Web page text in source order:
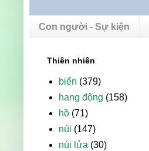
Con người - Sự kiện
Thiên nhiên
biển (379)
hang động (158)
hồ (71)
núi (147)
núi lửa (30)